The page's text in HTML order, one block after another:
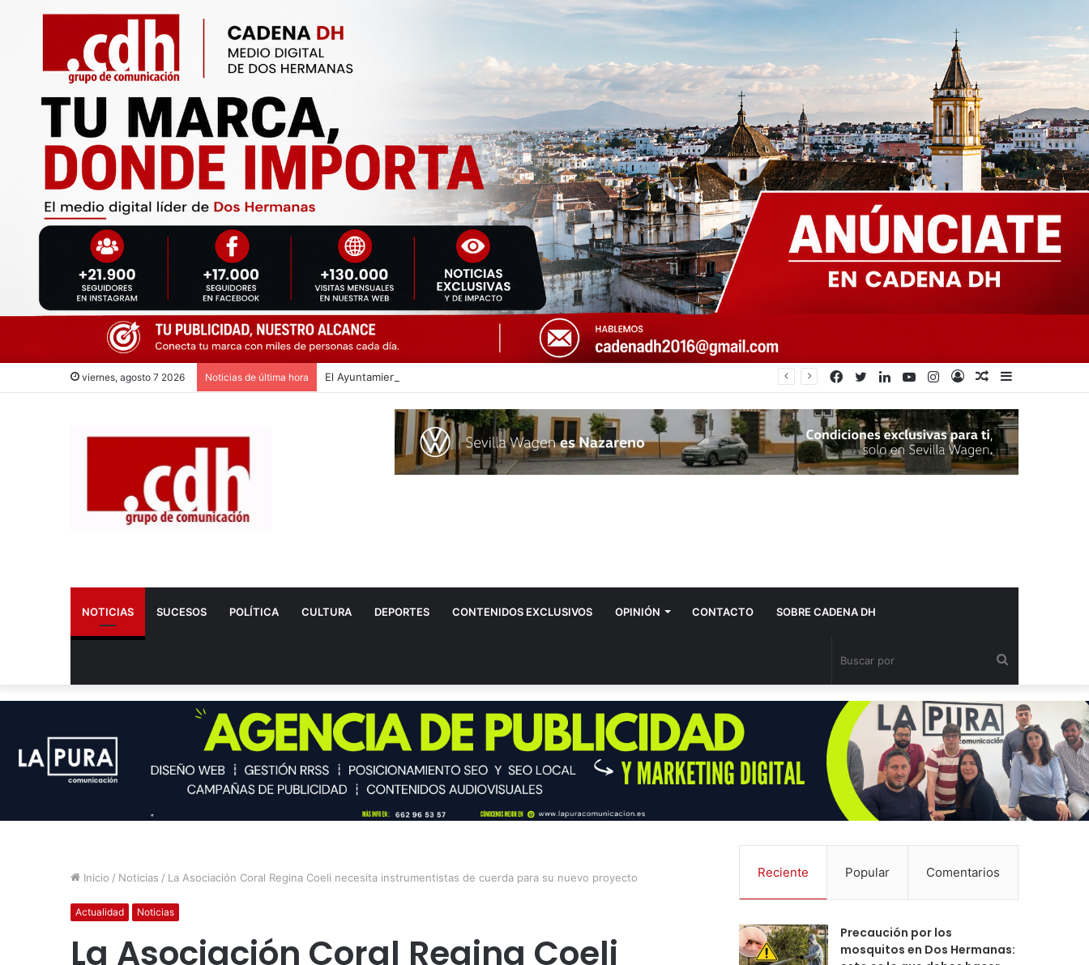
viernes, agosto 7 2026 Noticias de última hora
lateral
Publicación
al
azar
Acceso
Instagram
YouTube
LinkedIn
Twitter
Facebook
NOTICIAS SUCESOS POLÍTICA CULTURA DEPORTES CONTENIDOS EXCLUSIVOS OPINIÓN CONTACTO SOBRE CADENA DH
por
Inicio / Noticias / La Asociación Coral Regina Coeli necesita instrumentistas de cuerda para su nuevo proyecto
Actualidad Noticias
La Asociación Coral Regina Coeli
Reciente Popular Comentarios
Precaución por los
mosquitos en Dos Hermanas: